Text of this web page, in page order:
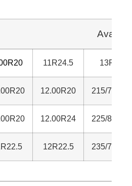
11R24.5 13R22.5
12.00R20 215/
12.00R24 225/
12R22.5 235/